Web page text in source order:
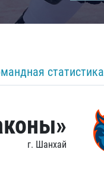
статистика
г. Шанхай